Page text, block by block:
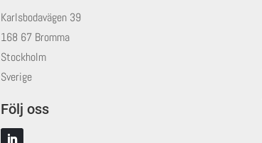
Karlsbodavägen 39
168 67 Bromma
Stockholm
Sverige
Följ oss